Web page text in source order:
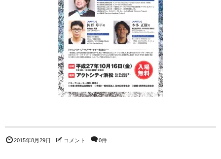
2015年8月29日 コメント 0件